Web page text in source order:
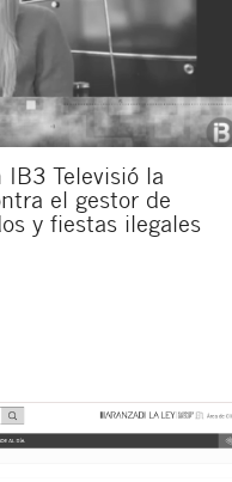
IB3 Televisió la
el gestor de
y fiestas ilegales